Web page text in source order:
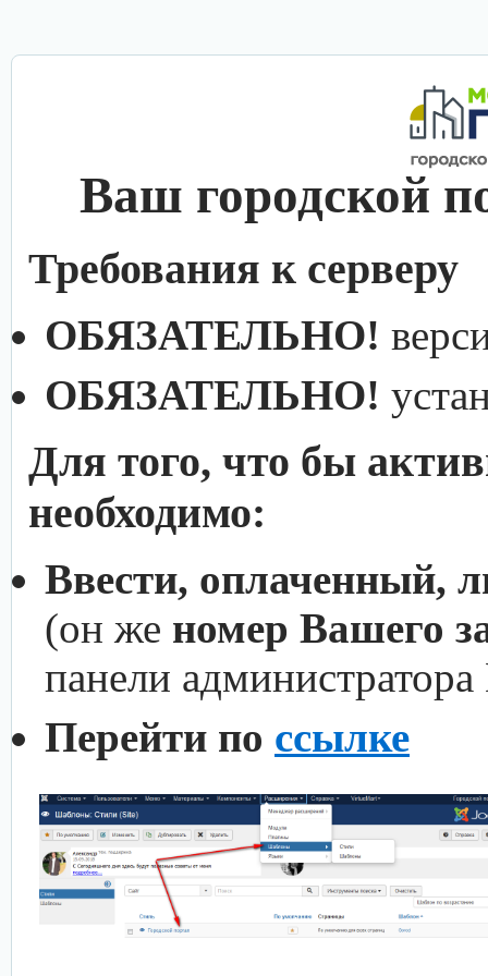
Ваш городской
Требования к серверу
ОБЯЗАТЕЛЬНО!
ОБЯЗАТЕЛЬНО!
Для того, что бы
необходимо:
Ввести, оплаченный,
(он же номер Вашего
панели
Перейти по ссылке